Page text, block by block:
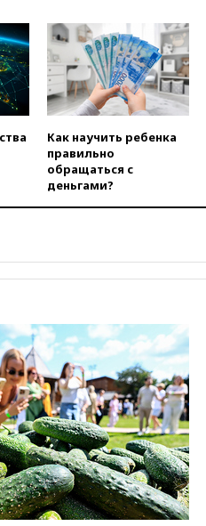
Как научить ребенка
правильно
обращаться с
деньгами?